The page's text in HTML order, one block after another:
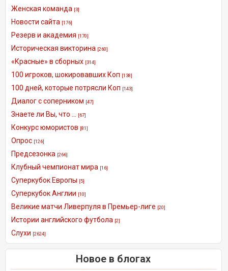
Женская команда [3]
Новости сайта [176]
Резерв и академия [170]
Историческая викторина [260]
«Красные» в сборных [314]
100 игроков, шокировавших Коп [138]
100 дней, которые потрясли Коп [143]
Диалог с соперником [47]
Знаете ли Вы, что ... [67]
Конкурс юмористов [81]
Опрос [126]
Предсезонка [266]
Клубный чемпионат мира [16]
Суперкубок Европы [5]
Суперкубок Англии [10]
Великие матчи Ливерпуля в Премьер-лиге [20]
Истории английского футбола [2]
Слухи [2624]
Новое в блогах